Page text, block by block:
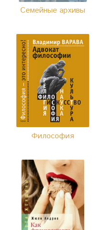
Семейные архивы
Философия